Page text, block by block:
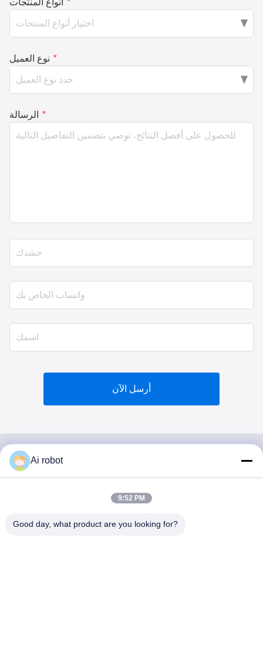
أنواع المنتجات *
نوع العميل *
الرسالة *
أرسل الآن
VIVI DENTAI
LABORATORY
Ai robot
9:52 PM
Good day, what product are you looking for?